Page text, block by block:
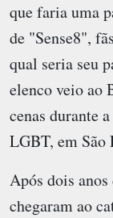
que faria uma
de "Sense8",
qual seria seu
elenco veio ao
cenas durante
LGBT, em São
Após dois
chegaram ao